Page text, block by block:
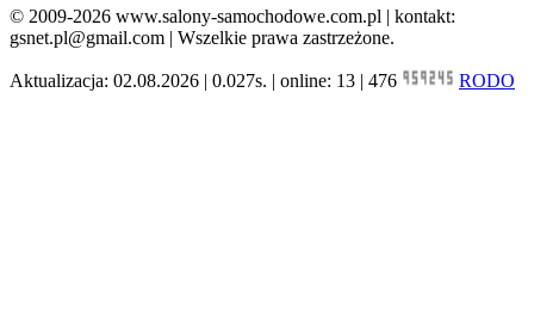
© 2009-2026 www.salony-samochodowe.com.pl | kontakt:
gsnet.pl@gmail.com | Wszelkie prawa zastrzeżone.
Aktualizacja: 02.08.2026 | 0.027s. | online: 13 | 476 RODO